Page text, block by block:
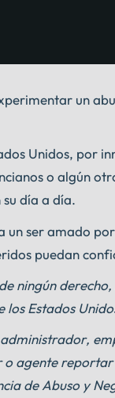
un
Unidos, por
o algún
día a día.
un ser amado
puedan
ningún
Estados
agente
de Abuso y